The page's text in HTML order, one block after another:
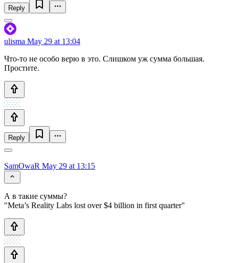
Reply
ulisma May 29 at 13:04
Что-то не особо верю в это. Слишком уж сумма большая.
Простите.
Reply
SamOwaR May 29 at 13:15
А в такие суммы?
"Meta’s Reality Labs lost over $4 billion in first quarter"